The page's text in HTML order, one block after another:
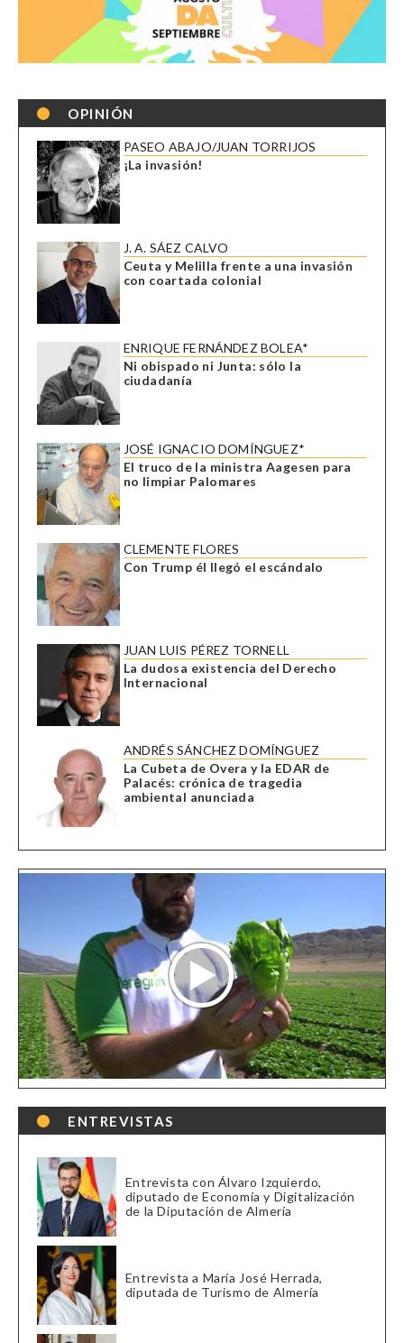
OPINIÓN
PASEO ABAJO/JUAN TORRIJOS
¡La invasión!
J. A. SÁEZ CALVO
Ceuta y Melilla frente a una invasión
con coartada colonial
ENRIQUE FERNÁNDEZ BOLEA*
Ni obispado ni Junta: sólo la
ciudadanía
JOSÉ IGNACIO DOMÍNGUEZ*
El truco de la ministra Aagesen para
no limpiar Palomares
CLEMENTE FLORES
Con Trump él llegó el escándalo
JUAN LUIS PÉREZ TORNELL
La dudosa existencia del Derecho
Internacional
ANDRÉS SÁNCHEZ DOMÍNGUEZ
La Cubeta de Overa y la EDAR de
Palacés: crónica de tragedia
ambiental anunciada
ENTREVISTAS
Entrevista con Álvaro Izquierdo,
diputado de Economía y Digitalización
de la Diputación de Almería
Entrevista a María José Herrada,
diputada de Turismo de Almería